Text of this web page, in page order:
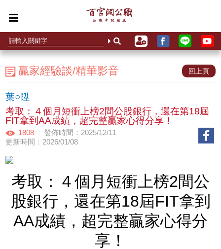
贏家經驗談/精華影音 回上頁
葉○陞
考取：４個月短衝上榜2間公股銀行，還在第18屆
FIT拿到AA成績，超完整贏家心得分享！
1808
發佈時間：2025/12/11
更新時間：2026/01/08
考取：４個月短衝上榜2間公
股銀行，還在第18屆FIT拿到
AA成績，超完整贏家心得分
享！